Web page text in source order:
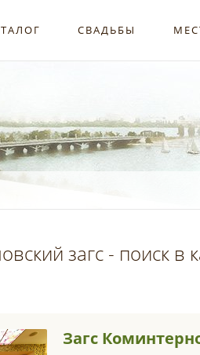
СВАДЬБЫ
загс - поиск в
Загс